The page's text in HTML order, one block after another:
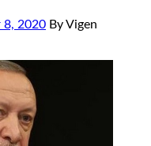
8, 2020 By Vigen